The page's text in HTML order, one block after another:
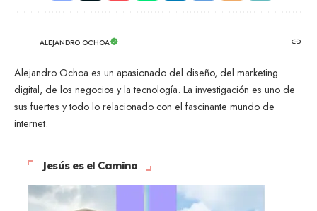
ALEJANDRO OCHOA
Alejandro Ochoa es un apasionado del diseño, del marketing
digital, de los negocios y la tecnología. La investigación es uno de
sus fuertes y todo lo relacionado con el fascinante mundo de
internet.
Jesús es el Camino